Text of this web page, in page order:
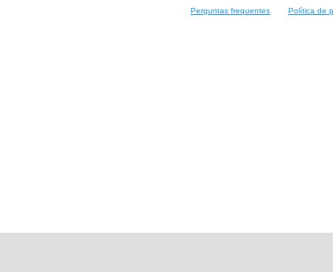
Perguntas frequentes Política de